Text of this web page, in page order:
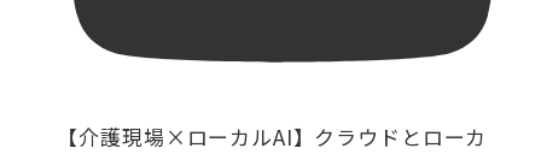
【介護現場×ローカルAI】クラウドとローカ